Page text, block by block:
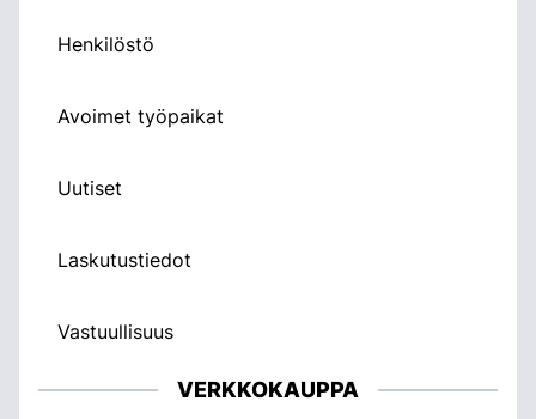
Henkilöstö
Avoimet työpaikat
Uutiset
Laskutustiedot
Vastuullisuus
VERKKOKAUPPA